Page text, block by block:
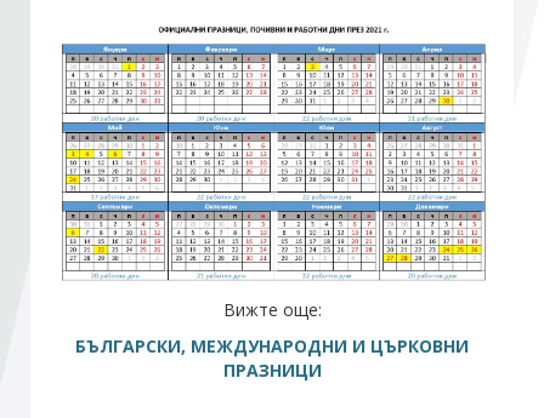
Арбитражен съд
Проекти
Членове
Стани член
Вижте още:
БЪЛГАРСКИ, МЕЖДУНАРОДНИ И ЦЪРКОВНИ
ПРАЗНИЦИ